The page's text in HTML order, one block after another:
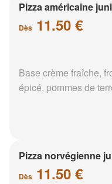
Pizza américaine
Dès 11.50 €
Base crème fraîche,
épicé, pommes de
Pizza norvégienne
Dès 11.50 €